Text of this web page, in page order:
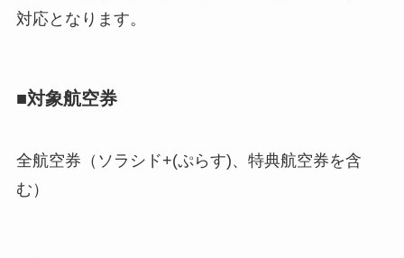
対応となります。
■対象航空券
全航空券（ソラシド+(ぷらす)、特典航空券を含
む）